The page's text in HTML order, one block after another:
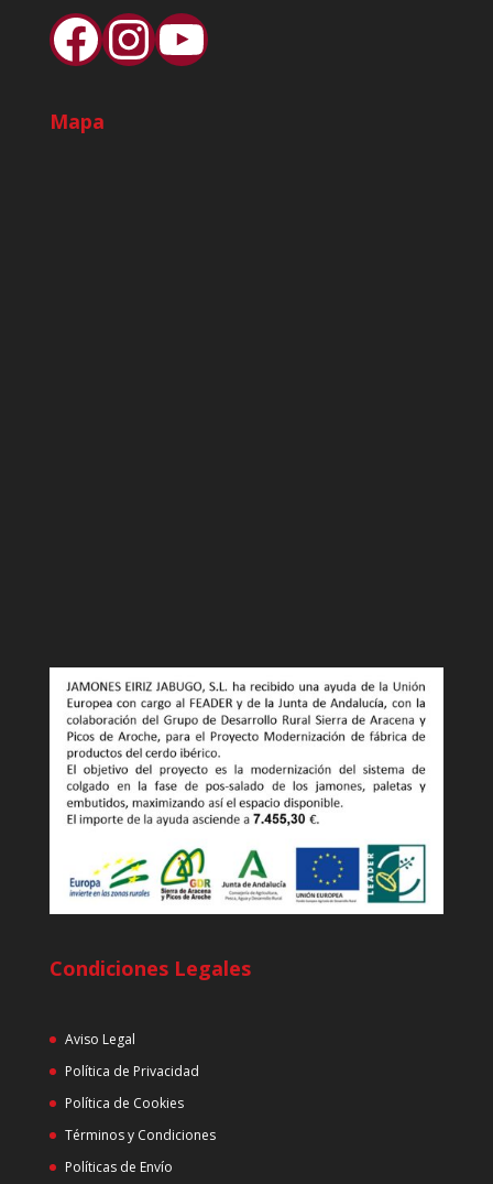
Facebook
Instagram
YouTube
Mapa
Condiciones Legales
Aviso Legal
Política de Privacidad
Política de Cookies
Términos y Condiciones
Políticas de Envío